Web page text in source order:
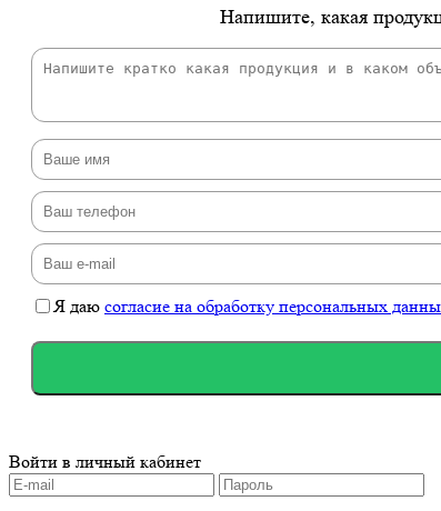
Напишите, какая
Я даю согласие на обработку персональных
Войти в личный кабинет